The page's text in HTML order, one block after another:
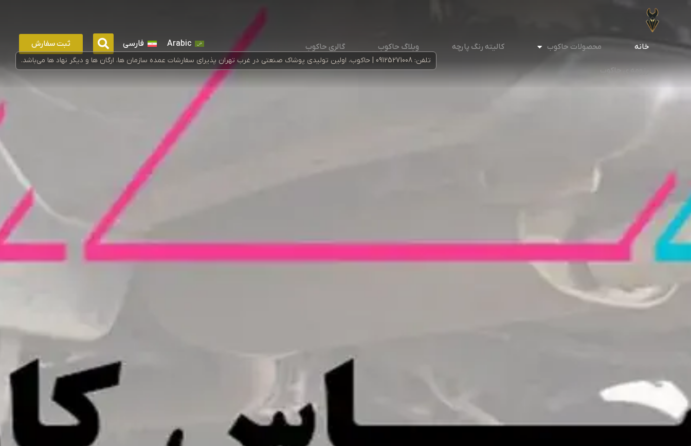
خانه محصولات حاکوب کالیته رنگ پارچه وبلاگ حاکوب گالری حاکوب
رزومه ی حاکوب
Arabic فارسی ثبت سفارش
تلفن: 09125271008 | حاکوب، اولین تولیدی پوشاک صنعتی در غرب تهران پذیرای سفارشات عمده سازمان ها، ارگان ها و دیگر نهاد ها می‌باشد.